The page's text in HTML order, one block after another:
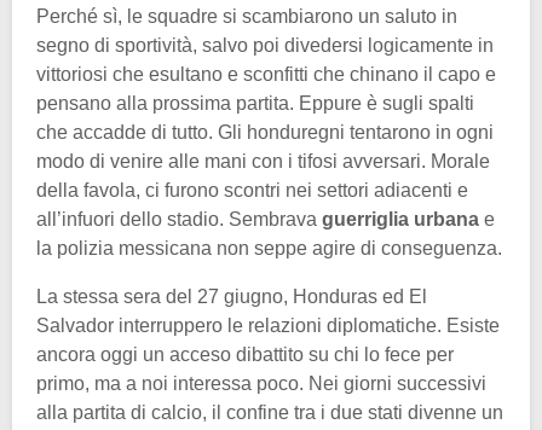
Perché sì, le squadre si scambiarono un saluto in
segno di sportività, salvo poi divedersi logicamente in
vittoriosi che esultano e sconfitti che chinano il capo e
pensano alla prossima partita. Eppure è sugli spalti
che accadde di tutto. Gli honduregni tentarono in ogni
modo di venire alle mani con i tifosi avversari. Morale
della favola, ci furono scontri nei settori adiacenti e
all’infuori dello stadio. Sembrava guerriglia urbana e
la polizia messicana non seppe agire di conseguenza.
La stessa sera del 27 giugno, Honduras ed El
Salvador interruppero le relazioni diplomatiche. Esiste
ancora oggi un acceso dibattito su chi lo fece per
primo, ma a noi interessa poco. Nei giorni successivi
alla partita di calcio, il confine tra i due stati divenne un